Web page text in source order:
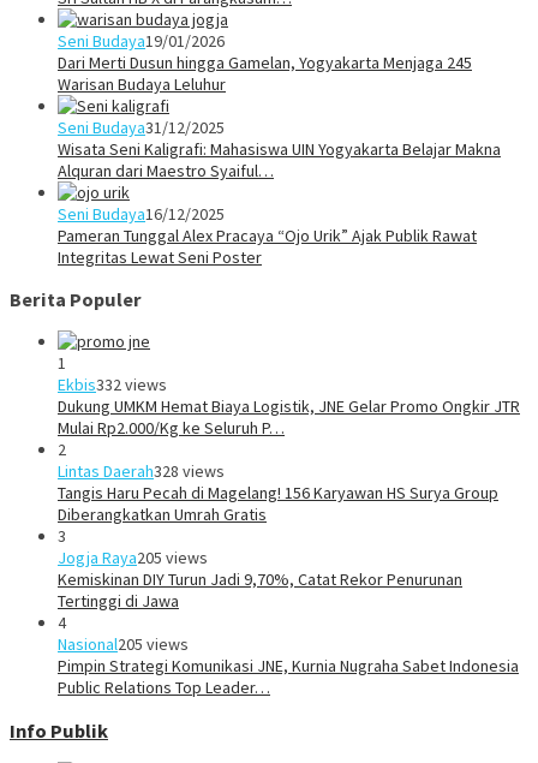
Seni Budaya19/01/2026
Dari Merti Dusun hingga Gamelan, Yogyakarta Menjaga 245
Warisan Budaya Leluhur
Seni Budaya31/12/2025
Wisata Seni Kaligrafi: Mahasiswa UIN Yogyakarta Belajar Makna
Alquran dari Maestro Syaiful…
Seni Budaya16/12/2025
Pameran Tunggal Alex Pracaya “Ojo Urik” Ajak Publik Rawat
Integritas Lewat Seni Poster
Berita Populer
1
Ekbis332 views
Dukung UMKM Hemat Biaya Logistik, JNE Gelar Promo Ongkir JTR
Mulai Rp2.000/Kg ke Seluruh P…
2
Lintas Daerah328 views
Tangis Haru Pecah di Magelang! 156 Karyawan HS Surya Group
Diberangkatkan Umrah Gratis
3
Jogja Raya205 views
Kemiskinan DIY Turun Jadi 9,70%, Catat Rekor Penurunan
Tertinggi di Jawa
4
Nasional205 views
Pimpin Strategi Komunikasi JNE, Kurnia Nugraha Sabet Indonesia
Public Relations Top Leader…
Info Publik